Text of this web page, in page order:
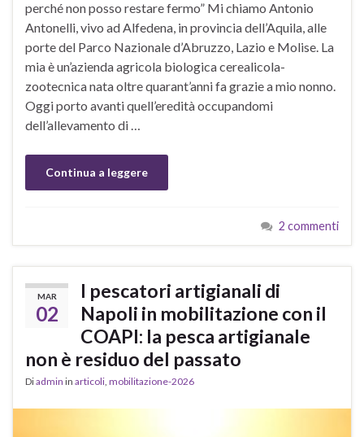
perché non posso restare fermo” Mi chiamo Antonio
Antonelli, vivo ad Alfedena, in provincia dell’Aquila, alle
porte del Parco Nazionale d’Abruzzo, Lazio e Molise. La
mia è un’azienda agricola biologica cerealicola-
zootecnica nata oltre quarant’anni fa grazie a mio nonno.
Oggi porto avanti quell’eredità occupandomi
dell’allevamento di …
Continua a leggere
2 commenti
MAR
02
I pescatori artigianali di
Napoli in mobilitazione con il
COAPI: la pesca artigianale
non è residuo del passato
Diadmin in articoli, mobilitazione-2026